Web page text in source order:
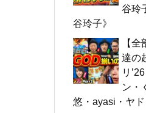
谷玲
谷玲子》
【
達の
リ
ン・
悠・ayasi・ヤド